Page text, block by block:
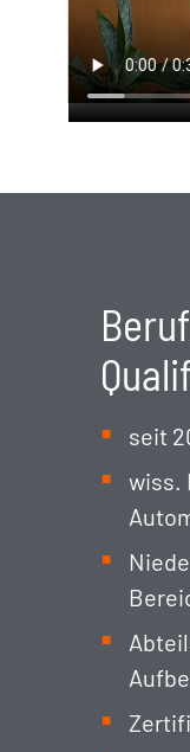
seit
wiss.